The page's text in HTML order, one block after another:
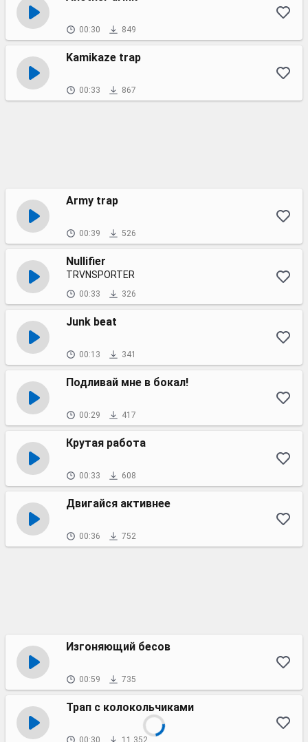
00:30 849
Kamikaze trap
00:33 867
Army trap
00:39 526
Nullifier
TRVNSPORTER
00:33 326
Junk beat
00:13 341
Подливай мне в бокал!
00:29 417
Крутая работа
00:33 608
Двигайся активнее
00:36 752
Изгоняющий бесов
00:59 735
Трап с колокольчиками
00:30 11 352